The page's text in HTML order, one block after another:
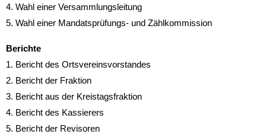
4. Wahl einer Versammlungsleitung
5. Wahl einer Mandatsprüfungs- und Zählkommission
Berichte
1. Bericht des Ortsvereinsvorstandes
2. Bericht der Fraktion
3. Bericht aus der Kreistagsfraktion
4. Bericht des Kassierers
5. Bericht der Revisoren